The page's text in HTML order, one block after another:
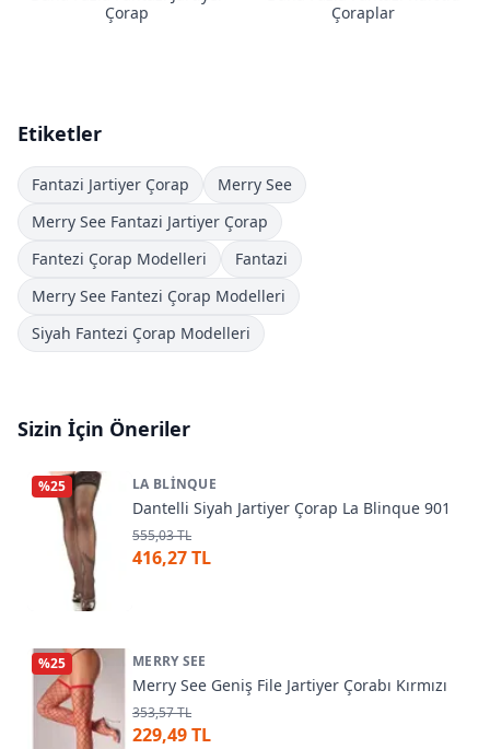
Çorap
Çoraplar
Etiketler
Fantazi Jartiyer Çorap
Merry See
Merry See Fantazi Jartiyer Çorap
Fantezi Çorap Modelleri
Fantazi
Merry See Fantezi Çorap Modelleri
Siyah Fantezi Çorap Modelleri
Sizin İçin Öneriler
%25 LA BLINQUE
Dantelli Siyah Jartiyer Çorap La Blinque 901
555,03 TL
416,27 TL
%25 MERRY SEE
Merry See Geniş File Jartiyer Çorabı Kırmızı
353,57 TL
229,49 TL